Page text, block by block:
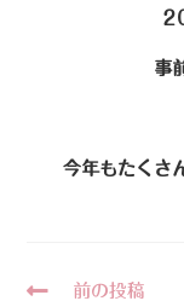
事
今年もたくさ
前の投稿